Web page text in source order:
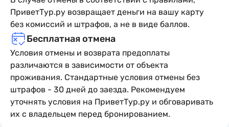
ПриветТур.ру возвращает деньги на вашу карту
без комиссий и штрафов, а не в виде баллов.
Бесплатная отмена
Условия отмены и возврата предоплаты
различаются в зависимости от объекта
проживания. Стандартные условия отмены без
штрафов - 30 дней до заезда. Рекомендуем
уточнять условия на ПриветТур.ру и обговаривать
их с владельцем перед бронированием.